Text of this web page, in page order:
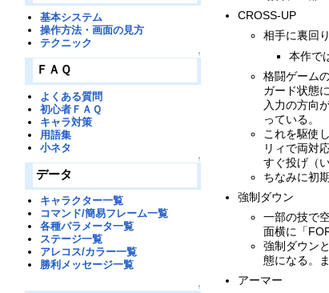
CROSS-UP
相手に裏回
本作で
格闘ゲーム
ガード状態
入力の方向
っている。
これを駆使
リィで両対
すぐ投げ（
ちなみに初
強制ダウン
一部の技で
面横に「
強制ダウン
態になる。
アーマー
基本システム
操作方法・画面の見方
テクニック
↑
ＦＡＱ
よくある質問
初心者ＦＡＱ
キャラ対策
用語集
小ネタ
↑
データ
キャラクター一覧
コマンド/簡易フレーム一覧
各種パラメータ一覧
ステージ一覧
アレコス/カラー一覧
勝利メッセージ一覧
↑